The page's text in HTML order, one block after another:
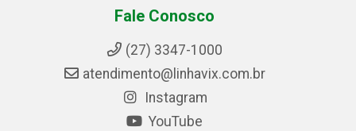
Fale Conosco
(27) 3347-1000
atendimento@linhavix.com.br
Instagram
YouTube